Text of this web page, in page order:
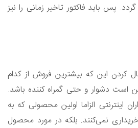
پس باید فاکتور تاخیر زمانی را نیز
کردن این که بیشترین فروش از کدام
است دشوار و حتی گمراه کننده باشد.
اینترنتی الزاما اولین محصولی که به
نمی‌کنند. بلکه در مورد محصول